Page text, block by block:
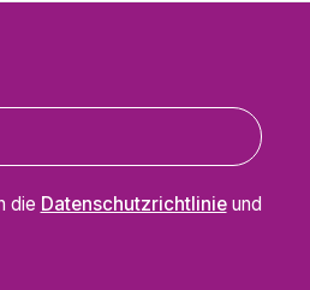
die Datenschutzrichtlinieund